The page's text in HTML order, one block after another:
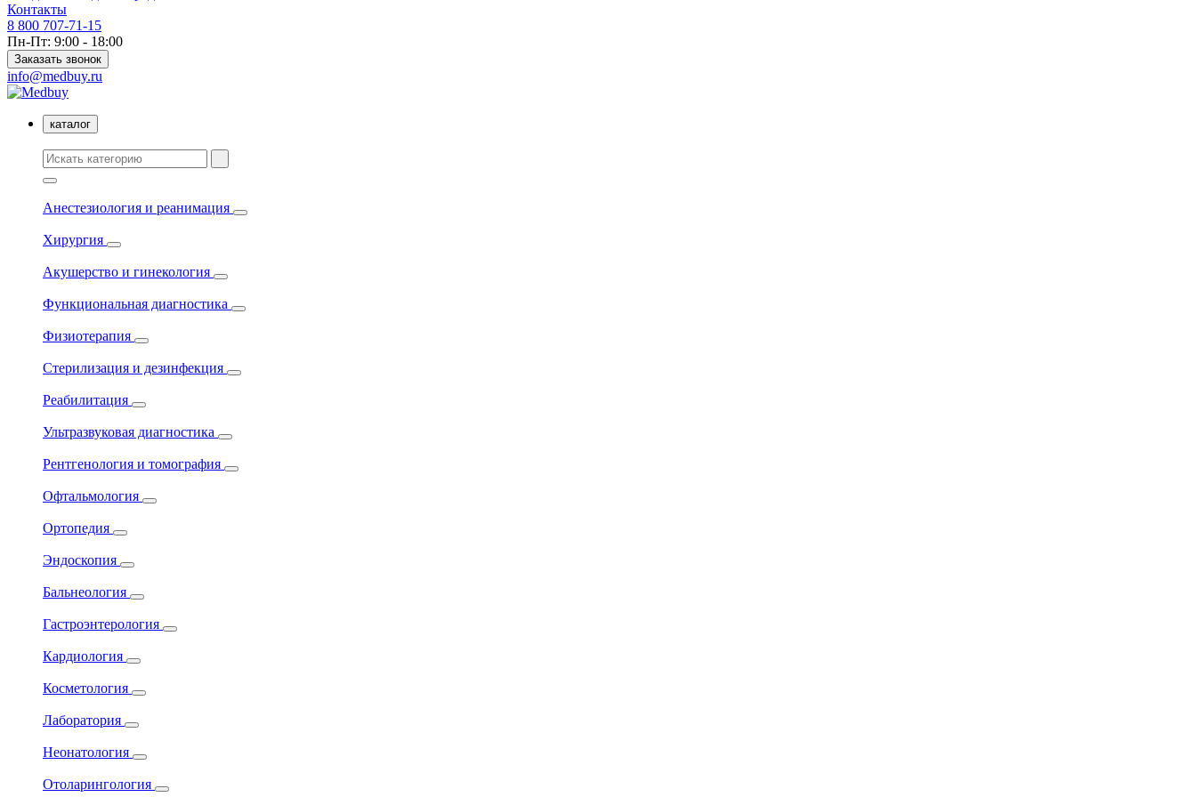
Контакты
8 800 707-71-15
Пн-Пт: 9:00 - 18:00
Заказать звонок
info@medbuy.ru
каталог
Анестезиология и реанимация
Хирургия
Акушерство и гинекология
Функциональная диагностика
Физиотерапия
Стерилизация и дезинфекция
Реабилитация
Ультразвуковая диагностика
Рентгенология и томография
Офтальмология
Ортопедия
Эндоскопия
Бальнеология
Гастроэнтерология
Кардиология
Косметология
Лаборатория
Неонатология
Отоларингология